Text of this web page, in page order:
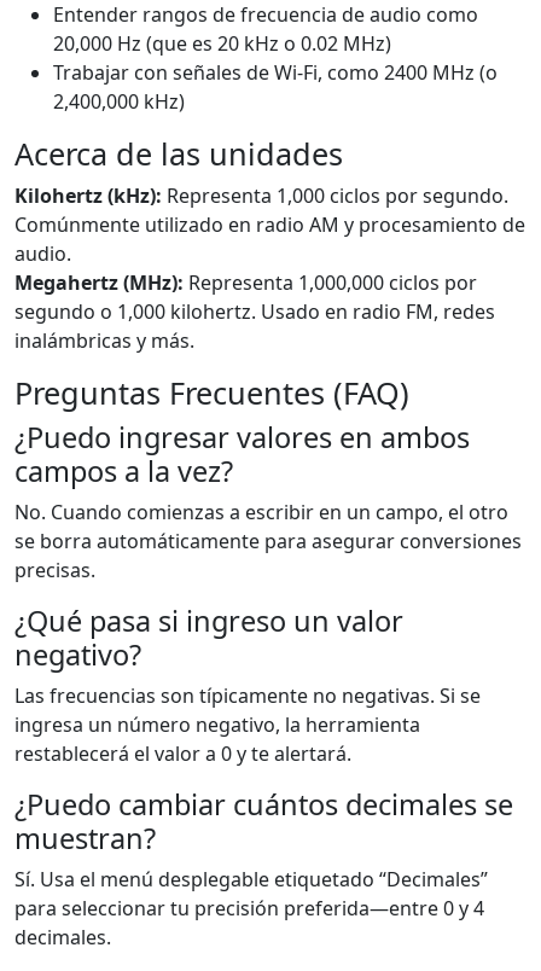
Entender rangos de frecuencia de audio como
20,000 Hz (que es 20 kHz o 0.02 MHz)
Trabajar con señales de Wi-Fi, como 2400 MHz (o
2,400,000 kHz)
Acerca de las unidades
Kilohertz (kHz): Representa 1,000 ciclos por segundo.
Comúnmente utilizado en radio AM y procesamiento de
audio.
Megahertz (MHz): Representa 1,000,000 ciclos por
segundo o 1,000 kilohertz. Usado en radio FM, redes
inalámbricas y más.
Preguntas Frecuentes (FAQ)
¿Puedo ingresar valores en ambos
campos a la vez?
No. Cuando comienzas a escribir en un campo, el otro
se borra automáticamente para asegurar conversiones
precisas.
¿Qué pasa si ingreso un valor
negativo?
Las frecuencias son típicamente no negativas. Si se
ingresa un número negativo, la herramienta
restablecerá el valor a 0 y te alertará.
¿Puedo cambiar cuántos decimales se
muestran?
Sí. Usa el menú desplegable etiquetado “Decimales”
para seleccionar tu precisión preferida—entre 0 y 4
decimales.